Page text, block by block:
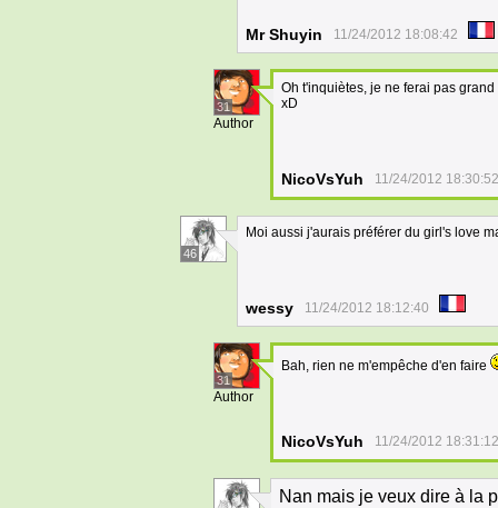
Mr Shuyin 11/24/2012 18:08:42
31
Author
Oh t'inquiètes, je ne ferai pas
xD
NicoVsYuh 11/24/2012 18:30:52
46
Moi aussi j'aurais préférer du girl's love
wessy 11/24/2012 18:12:40
31
Author
Bah, rien ne m'empêche d'en faire
NicoVsYuh 11/24/2012 18:31:12
Nan mais je veux dire à la